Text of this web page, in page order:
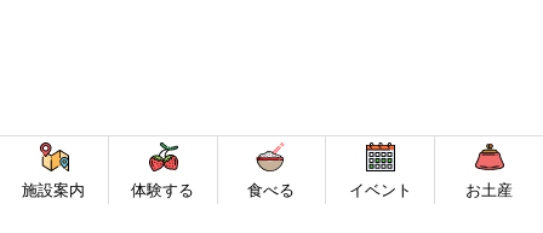
施設案内 体験する 食べる イベント お土産